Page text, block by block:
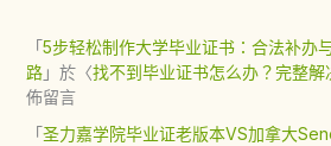
「5步轻松制作大学毕业证书：合法补办
路」於〈找不到毕业证书怎么办？完整解
佈留言
「圣力嘉学院毕业证老版本VS加拿大